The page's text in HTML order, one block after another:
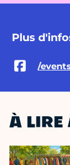
Plus
/
À LIRE